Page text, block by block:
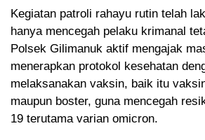
Kegiatan patroli rahayu rutin telah
hanya mencegah pelaku krimanal
Polsek Gilimanuk aktif mengajak
menerapkan protokol kesehatan
melaksanakan vaksin, baik itu
maupun boster, guna mencegah
19 terutama varian omicron.